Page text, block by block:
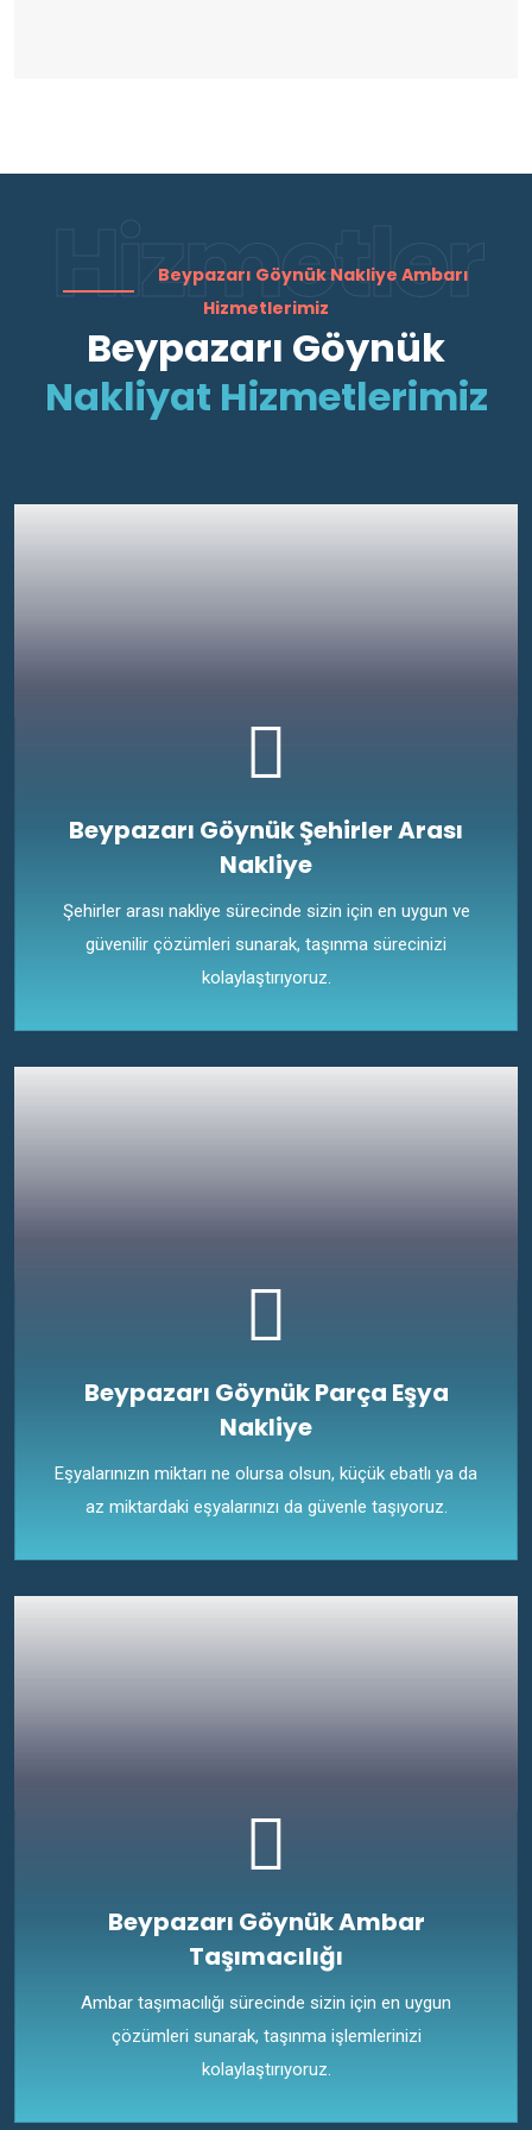
Hizmetler
Beypazarı Göynük Nakliye Ambarı
Hizmetlerimiz
Beypazarı Göynük
Nakliyat Hizmetlerimiz
Beypazarı Göynük Şehirler Arası
Nakliye
Şehirler arası nakliye sürecinde sizin için en uygun ve
güvenilir çözümleri sunarak, taşınma sürecinizi
kolaylaştırıyoruz.
Beypazarı Göynük Parça Eşya
Nakliye
Eşyalarınızın miktarı ne olursa olsun, küçük ebatlı ya da
az miktardaki eşyalarınızı da güvenle taşıyoruz.
Beypazarı Göynük Ambar
Taşımacılığı
Ambar taşımacılığı sürecinde sizin için en uygun
çözümleri sunarak, taşınma işlemlerinizi
kolaylaştırıyoruz.